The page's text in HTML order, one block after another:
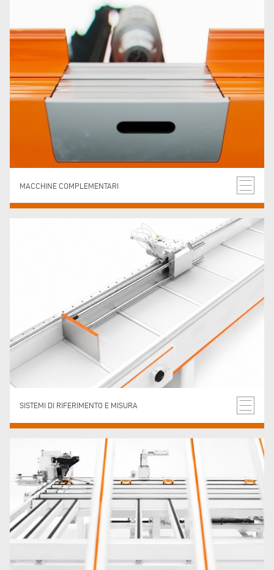
MACCHINE COMPLEMENTARI
SISTEMI DI RIFERIMENTO E MISURA